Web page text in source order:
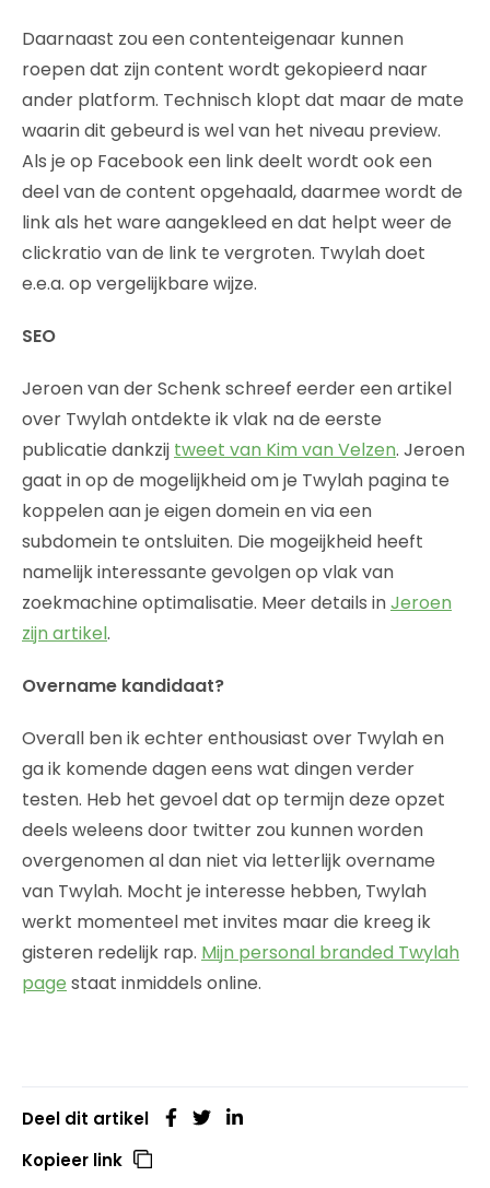
Daarnaast zou een contenteigenaar kunnen
roepen dat zijn content wordt gekopieerd naar
ander platform. Technisch klopt dat maar de mate
waarin dit gebeurd is wel van het niveau preview.
Als je op Facebook een link deelt wordt ook een
deel van de content opgehaald, daarmee wordt de
link als het ware aangekleed en dat helpt weer de
clickratio van de link te vergroten. Twylah doet
e.e.a. op vergelijkbare wijze.
SEO
Jeroen van der Schenk schreef eerder een artikel
over Twylah ontdekte ik vlak na de eerste
publicatie dankzij tweet van Kim van Velzen. Jeroen
gaat in op de mogelijkheid om je Twylah pagina te
koppelen aan je eigen domein en via een
subdomein te ontsluiten. Die mogeijkheid heeft
namelijk interessante gevolgen op vlak van
zoekmachine optimalisatie. Meer details inJeroen
zijn artikel.
Overname kandidaat?
Overall ben ik echter enthousiast over Twylah en
ga ik komende dagen eens wat dingen verder
testen. Heb het gevoel dat op termijn deze opzet
deels weleens door twitter zou kunnen worden
overgenomen al dan niet via letterlijk overname
van Twylah. Mocht je interesse hebben, Twylah
werkt momenteel met invites maar die kreeg ik
gisteren redelijk rap. Mijn personal branded Twylah
page staat inmiddels online.
Deel dit artikel
Kopieer link